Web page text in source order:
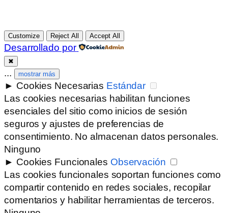
Customize Reject All Accept All
Desarrollado por
✖
... mostrar más
► Cookies Necesarias Estándar
Las cookies necesarias habilitan funciones
esenciales del sitio como inicios de sesión
seguros y ajustes de preferencias de
consentimiento. No almacenan datos personales.
Ninguno
► Cookies Funcionales Observación
Las cookies funcionales soportan funciones como
compartir contenido en redes sociales, recopilar
comentarios y habilitar herramientas de terceros.